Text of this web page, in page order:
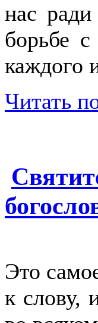
нас
борьбе
каждого
Читать
Это
к слову,